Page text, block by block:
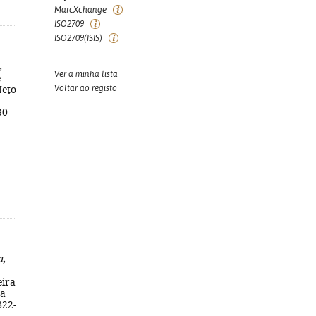
MarcXchange
ISO2709
ISO2709(ISIS)
Ver a minha lista
Voltar ao registo